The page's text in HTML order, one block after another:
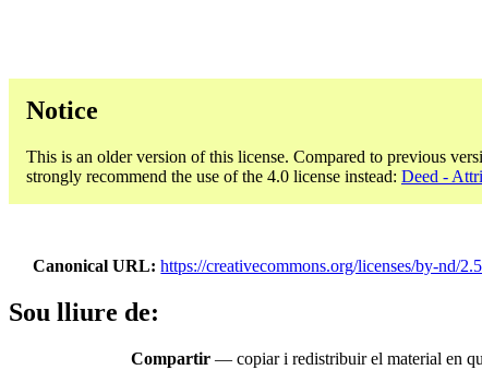
Notice
This is an older version of this license. Compared to previous
strongly recommend the use of the 4.0 license instead: Deed -
Canonical URL https://creativecommons.org/licenses/by-nd/
Sou lliure de:
Compartir — copiar i redistribuir el material en